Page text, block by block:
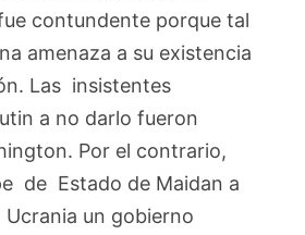
contundente porque tal
amenaza a su existencia
Las insistentes
a no darlo fueron
Por el contrario,
de Estado de Maidan a
un gobierno